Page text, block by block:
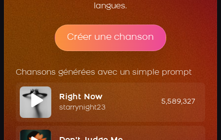
langues.
Créer une chanson
Chansons générées avec un simple prompt
Right Now
starrynight23
5,589,327